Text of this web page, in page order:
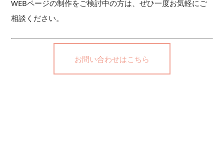
WEBページの制作をご検討中の方は、ぜひ一度お気軽にご
相談ください。
お問い合わせはこちら